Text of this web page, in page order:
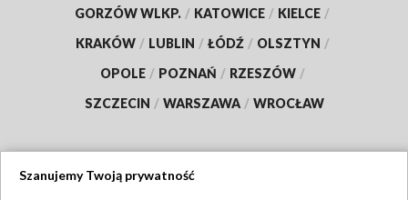
GORZÓW WLKP. / KATOWICE / KIELCE /
KRAKÓW / LUBLIN / ŁÓDŹ / OLSZTYN /
OPOLE / POZNAŃ / RZESZÓW /
SZCZECIN / WARSZAWA / WROCŁAW
Szanujemy Twoją prywatność